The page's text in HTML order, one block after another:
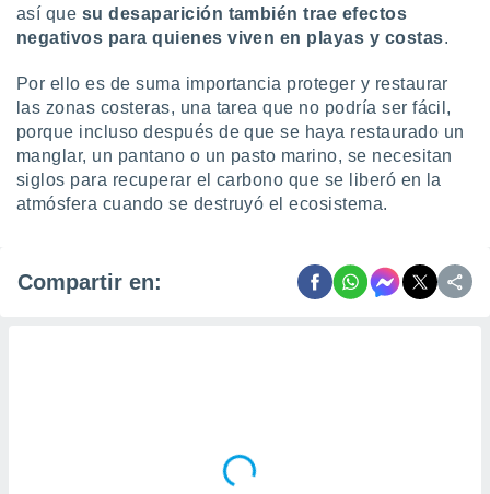
así que su desaparición también trae efectos
negativos para quienes viven en playas y costas.
Por ello es de suma importancia proteger y restaurar
las zonas costeras, una tarea que no podría ser fácil,
porque incluso después de que se haya restaurado un
manglar, un pantano o un pasto marino, se necesitan
siglos para recuperar el carbono que se liberó en la
atmósfera cuando se destruyó el ecosistema.
Compartir en: